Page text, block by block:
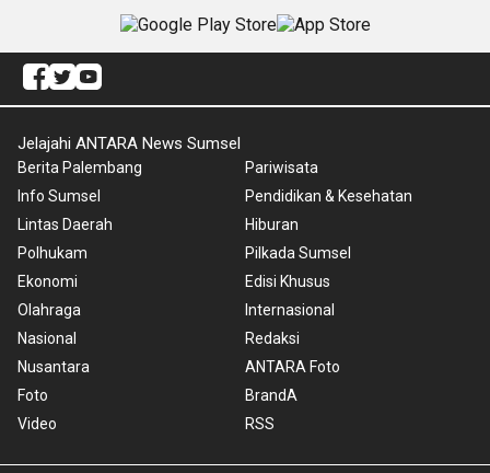
Jelajahi ANTARA News Sumsel
Berita Palembang
Info Sumsel
Lintas Daerah
Polhukam
Ekonomi
Olahraga
Nasional
Nusantara
Foto
Video
Pariwisata
Pendidikan & Kesehatan
Hiburan
Pilkada Sumsel
Edisi Khusus
Internasional
Redaksi
ANTARA Foto
BrandA
RSS